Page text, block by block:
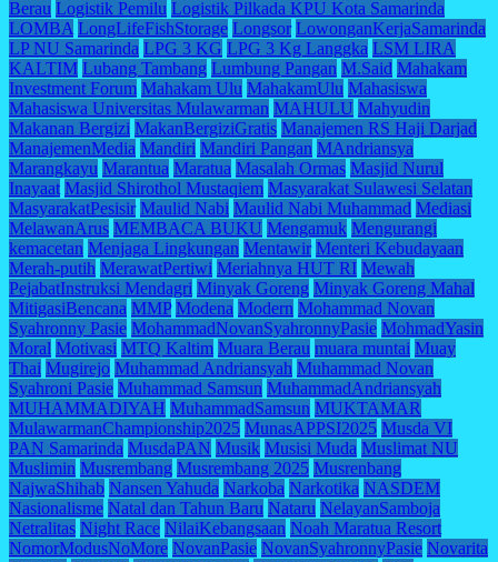
Berau Logistik Pemilu Logistik Pilkada KPU Kota Samarinda
LOMBA LongLifeFishStorage Longsor LowonganKerjaSamarinda
LP NU Samarinda LPG 3 KG LPG 3 Kg Langgka LSM LIRA
KALTIM Lubang Tambang Lumbung Pangan M.Said Mahakam
Investment Forum Mahakam Ulu MahakamUlu Mahasiswa
Mahasiswa Universitas Mulawarman MAHULU Mahyudin
Makanan Bergizi MakanBergiziGratis Manajemen RS Haji Darjad
ManajemenMedia Mandiri Mandiri Pangan MAndriansya
Marangkayu Marantua Maratua Masalah Ormas Masjid Nurul
Inayaat Masjid Shirothol Mustaqiem Masyarakat Sulawesi Selatan
MasyarakatPesisir Maulid Nabi Maulid Nabi Muhammad Mediasi
MelawanArus MEMBACA BUKU Mengamuk Mengurangi
kemacetan Menjaga Lingkungan Mentawir Menteri Kebudayaan
Merah-putih MerawatPertiwi Meriahnya HUT RI Mewah
PejabatInstruksi Mendagri Minyak Goreng Minyak Goreng Mahal
MitigasiBencana MMP Modena Modern Mohammad Novan
Syahronny Pasie MohammadNovanSyahronnyPasie MohmadYasin
Moral Motivasi MTQ Kaltim Muara Berau muara muntai Muay
Thai Mugirejo Muhammad Andriansyah Muhammad Novan
Syahroni Pasie Muhammad Samsun MuhammadAndriansyah
MUHAMMADIYAH MuhammadSamsun MUKTAMAR
MulawarmanChampionship2025 MunasAPPSI2025 Musda VI
PAN Samarinda MusdaPAN Musik Musisi Muda Muslimat NU
Muslimin Musrembang Musrembang 2025 Musrenbang
NajwaShihab Nansen Yahuda Narkoba Narkotika NASDEM
Nasionalisme Natal dan Tahun Baru Nataru NelayanSamboja
Netralitas Night Race NilaiKebangsaan Noah Maratua Resort
NomorModusNoMore NovanPasie NovanSyahronnyPasie Novarita